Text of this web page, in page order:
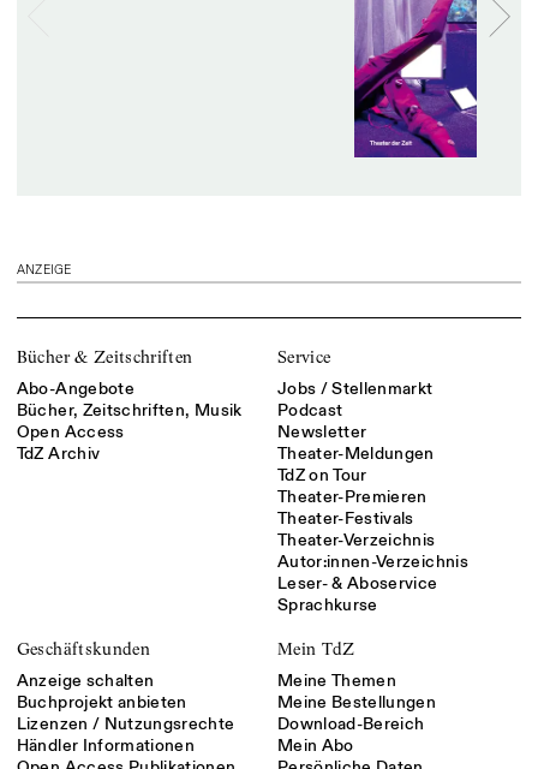
ANZEIGE
Bücher & Zeitschriften
Abo-Angebote
Bücher, Zeitschriften, Musik
Open Access
TdZ Archiv
Service
Jobs / Stellenmarkt
Podcast
Newsletter
Theater-Meldungen
TdZ on Tour
Theater-Premieren
Theater-Festivals
Theater-Verzeichnis
Autor:innen-Verzeichnis
Leser- & Aboservice
Sprachkurse
Geschäftskunden
Anzeige schalten
Buchprojekt anbieten
Lizenzen / Nutzungsrechte
Händler Informationen
Mein TdZ
Meine Themen
Meine Bestellungen
Download-Bereich
Mein Abo